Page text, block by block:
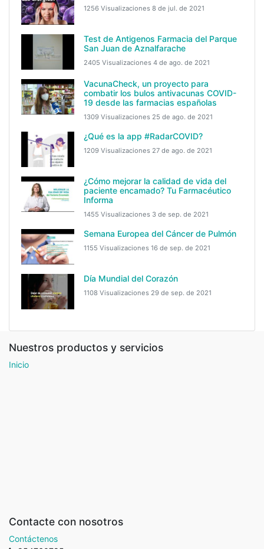
1256 Visualizaciones 8 de jul. de 2021
Test de Antigenos Farmacia del Parque
San Juan de Aznalfarache
2405 Visualizaciones 4 de ago. de 2021
VacunaCheck, un proyecto para
combatir los bulos antivacunas COVID-
19 desde las farmacias españolas
1309 Visualizaciones 25 de ago. de 2021
¿Qué es la app #RadarCOVID?
1209 Visualizaciones 27 de ago. de 2021
¿Cómo mejorar la calidad de vida del
paciente encamado? Tu Farmacéutico
Informa
1455 Visualizaciones 3 de sep. de 2021
Semana Europea del Cáncer de Pulmón
1155 Visualizaciones 16 de sep. de 2021
Día Mundial del Corazón
1108 Visualizaciones 29 de sep. de 2021
Nuestros productos y servicios
Inicio
Contacte con nosotros
Contáctenos